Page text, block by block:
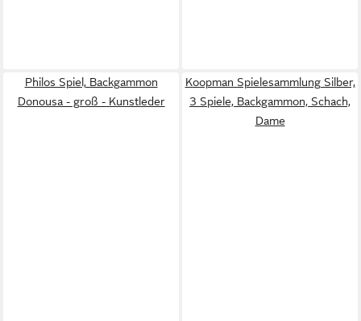
Philos Spiel, Backgammon
Donousa - groß - Kunstleder
Koopman Spielesammlung Silber,
3 Spiele, Backgammon, Schach,
Dame